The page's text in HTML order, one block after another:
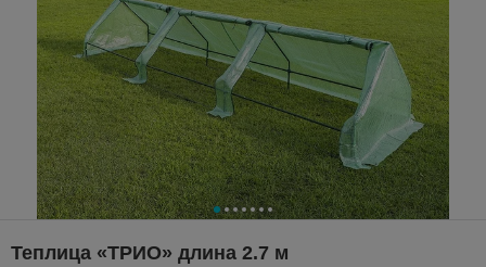
Теплица «ТРИО» длина 2.7 м